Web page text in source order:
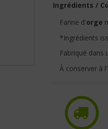
Ingrédients /
Farine d'orge
*Ingrédients
Fabriqué dans
À conserver à